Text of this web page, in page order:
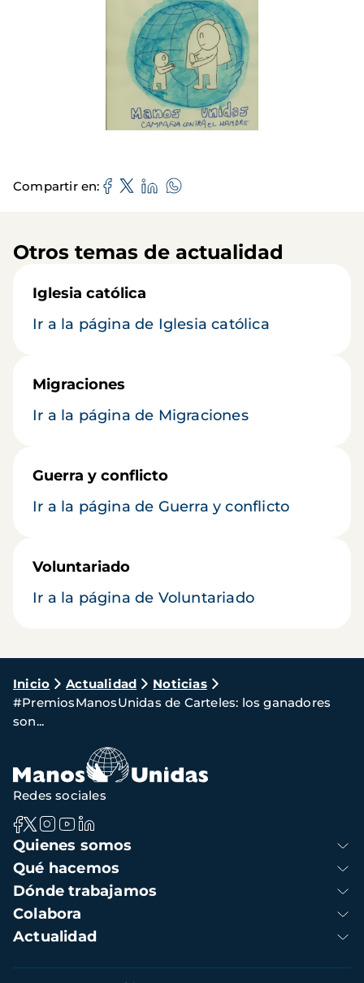
Compartir en
Otros temas de actualidad
Iglesia católica
Ir a la página de Iglesia católica
Migraciones
Ir a la página de Migraciones
Guerra y conflicto
Ir a la página de Guerra y conflicto
Voluntariado
Ir a la página de Voluntariado
Ruta
de
navegación
Inicio Actualidad
Noticias
#PremiosManosUnidas de Carteles: los ganadores
son...
Navegación
principal
Quienes somos
Qué hacemos
Dónde trabajamos
Colabora
Actualidad
Redes sociales